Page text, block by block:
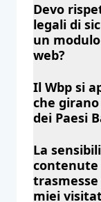
Devo
legali di
un
web?
Il Wbp si
che
dei Paesi
La
contenute
miei